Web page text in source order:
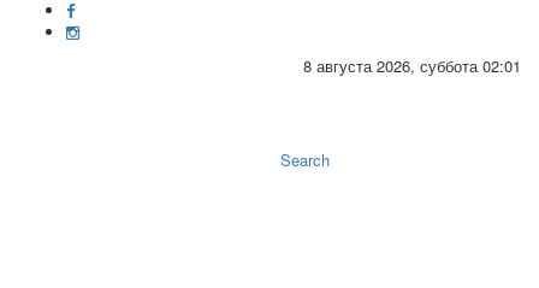
8 августа 2026, суббота 02:01
Search